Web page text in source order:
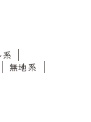
無地系